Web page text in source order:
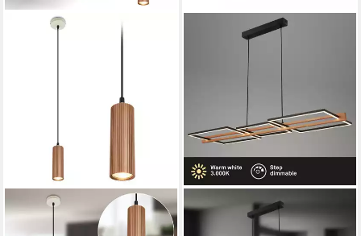
BRILONER LEUCHTEN
LED Pendelleuchte
BRILONER LEUCHTEN
LED Pendelleuchte